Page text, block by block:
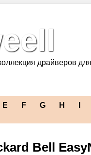
драйверов
E F G H
Bell